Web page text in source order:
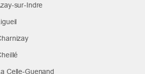
sur-Indre
Celle-Guenand